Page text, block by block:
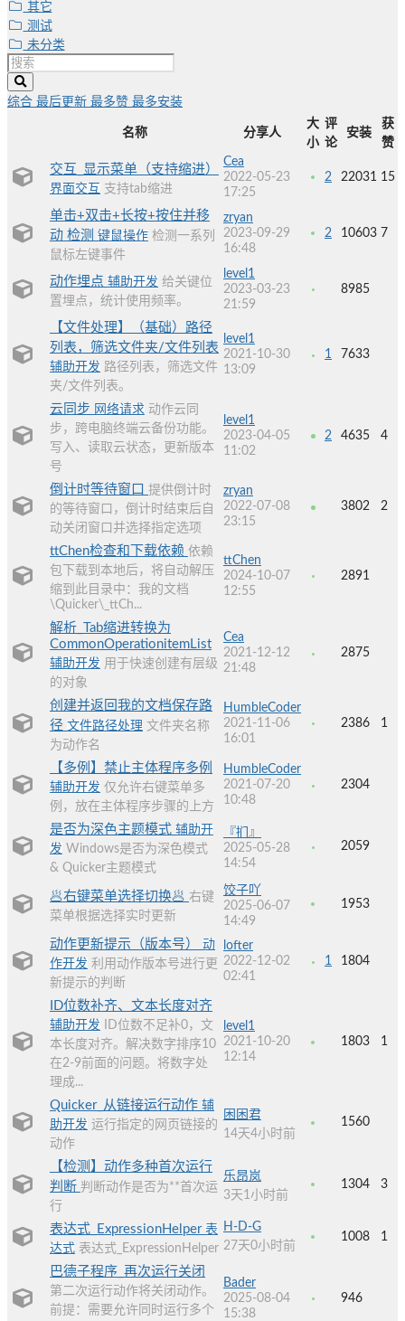
其它
测试
未分类
综合 最后更新 最多赞 最多安装
名称 分享人
大
小
评
论
安装
获
赞
交互_显示菜单（支持缩进）
界面交互 支持tab缩进
Cea
2022-05-23
17:25
2 22031 15
单击+双击+长按+按住并移
动 检测 键鼠操作 检测一系列
鼠标左键事件
zryan
2023-09-29
16:48
2 10603 7
动作埋点 辅助开发 给关键位
置埋点，统计使用频率。
level1
2023-03-23
21:59
8985
【文件处理】（基础）路径
列表，筛选文件夹/文件列表
辅助开发 路径列表，筛选文件
夹/文件列表。
level1
2021-10-30
13:09
1 7633
云同步 网络请求 动作云同
步，跨电脑终端云备份功能。
写入、读取云状态，更新版本
号
level1
2023-04-05
11:02
2 4635 4
倒计时等待窗口 提供倒计时
的等待窗口，倒计时结束后自
动关闭窗口并选择指定选项
zryan
2022-07-08
23:15
3802 2
ttChen检查和下载依赖 依赖
包下载到本地后，将自动解压
缩到此目录中：我的文档
\Quicker\_ttCh...
ttChen
2024-10-07
12:55
2891
解析_Tab缩进转换为
CommonOperationitemList
辅助开发 用于快速创建有层级
的对象
Cea
2021-12-12
21:48
2875
创建并返回我的文档保存路
径 文件路径处理 文件夹名称
为动作名
HumbleCoder
2021-11-06
16:01
2386 1
【多例】禁止主体程序多例
辅助开发 仅允许右键菜单多
例，放在主体程序步骤的上方
HumbleCoder
2021-07-20
10:48
2304
是否为深色主题模式 辅助开
发 Windows是否为深色模式
& Quicker主题模式
『扪』
2025-05-28
14:54
2059
🥟右键菜单选择切换🥟 右键
菜单根据选择实时更新
饺子吖
2025-06-07
14:49
1953
动作更新提示（版本号） 动
作开发 利用动作版本号进行更
新提示的判断
lofter
2022-12-02
02:41
1 1804
ID位数补齐、文本长度对齐
辅助开发
ID位数不足补0，文
本长度对齐。解决数字排序10
在2-9前面的问题。将数字处
理成...
level1
2021-10-20
12:14
1803 1
Quicker_从链接运行动作 辅
助开发 运行指定的网页链接的
动作
困困君
14天4小时前
1560
【检测】动作多种首次运行
判断 判断动作是否为**首次运
行
乐昂岚
3天1小时前
1304 3
表达式_ExpressionHelper 表
达式 表达式_ExpressionHelper
H-D-G
27天0小时前
1008 1
巴德子程序_再次运行关闭
第二次运行动作将关闭动作。
前提：需要允许同时运行多个
Bader
2025-08-04
15:38
946